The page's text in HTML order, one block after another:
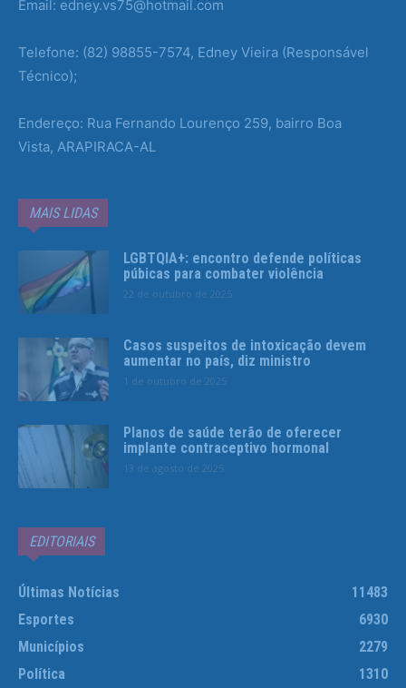
Email: edney.vs75@hotmail.com
Telefone: (82) 98855-7574, Edney Vieira (Responsável
Técnico);
Endereço: Rua Fernando Lourenço 259, bairro Boa
Vista, ARAPIRACA-AL
MAIS LIDAS
LGBTQIA+: encontro defende políticas
púbicas para combater violência
22 de outubro de 2025
Casos suspeitos de intoxicação devem
aumentar no país, diz ministro
1 de outubro de 2025
Planos de saúde terão de oferecer
implante contraceptivo hormonal
13 de agosto de 2025
EDITORIAIS
Últimas Notícias
11483
Esportes
6930
Municípios
2279
Política
1310